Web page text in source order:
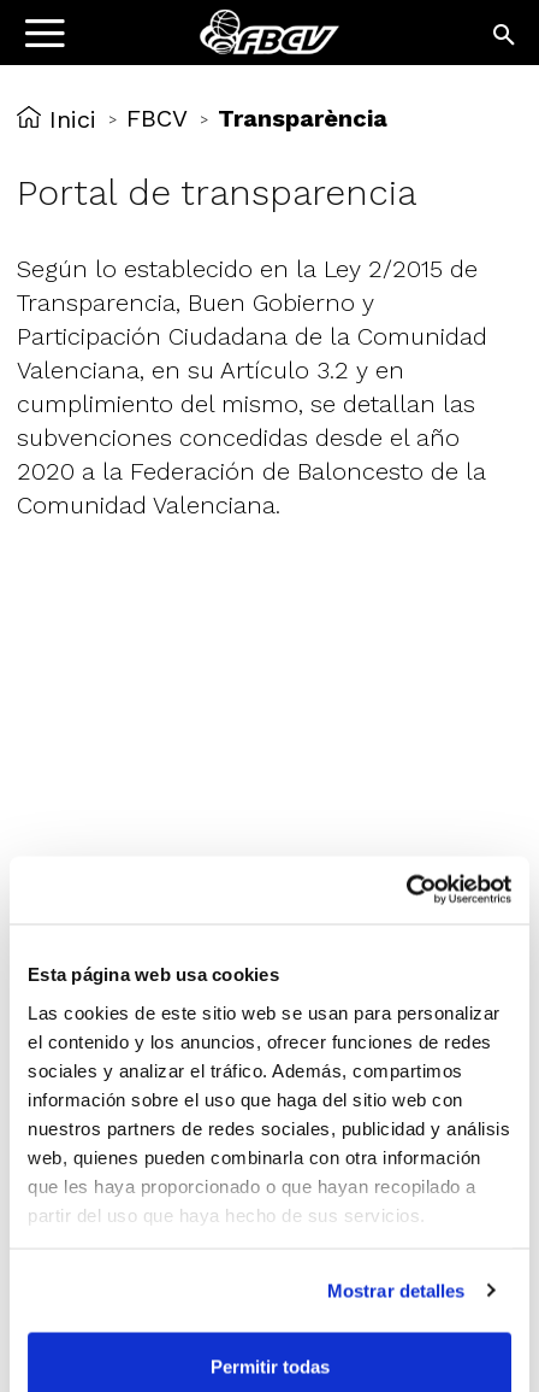
Esta página web usa cookies
Las cookies de este sitio web se usan para personalizar
el contenido y los anuncios, ofrecer funciones de redes
sociales y analizar el tráfico. Además, compartimos
información sobre el uso que haga del sitio web con
nuestros partners de redes sociales, publicidad y análisis
web, quienes pueden combinarla con otra información
que les haya proporcionado o que hayan recopilado a
partir del uso que haya hecho de sus servicios.
Mostrar detalles
Permitir todas
Inici > FBCV > Transparència
Portal de transparencia
Según lo establecido en la Ley 2/2015 de
Transparencia, Buen Gobierno y
Participación Ciudadana de la Comunidad
Valenciana, en su Artículo 3.2 y en
cumplimiento del mismo, se detallan las
subvenciones concedidas desde el año
2020 a la Federación de Baloncesto de la
Comunidad Valenciana.